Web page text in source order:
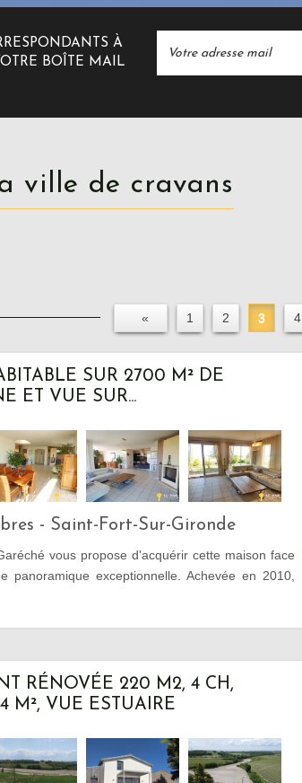
À
BOÎTE MAIL
ville de cravans
« 1 2 3 4
SUR 2700 M² DE
ET VUE SUR...
- Saint-Fort-Sur-Gironde
vous propose d'acquérir cette maison face
panoramique exceptionnelle. Achevée en 2010,
RÉNOVÉE 220 M2, 4 CH,
M², VUE ESTUAIRE